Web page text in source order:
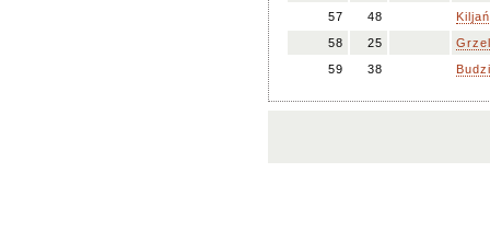
57
48
58
25
59
38